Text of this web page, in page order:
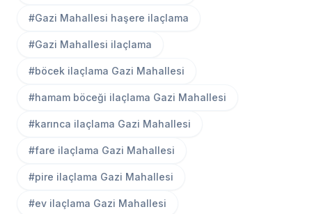
#Gazi Mahallesi haşere ilaçlama
#Gazi Mahallesi ilaçlama
#böcek ilaçlama Gazi Mahallesi
#hamam böceği ilaçlama Gazi Mahallesi
#karınca ilaçlama Gazi Mahallesi
#fare ilaçlama Gazi Mahallesi
#pire ilaçlama Gazi Mahallesi
#ev ilaçlama Gazi Mahallesi